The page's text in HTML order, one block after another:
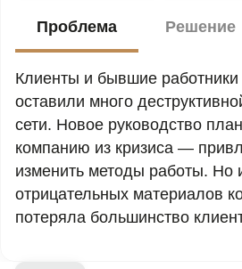
Проблема Решение
Клиенты и бывшие работники
оставили много
сети. Новое руководство
компанию из кризиса —
изменить методы работы. Но
отрицательных материалов
потеряла большинство